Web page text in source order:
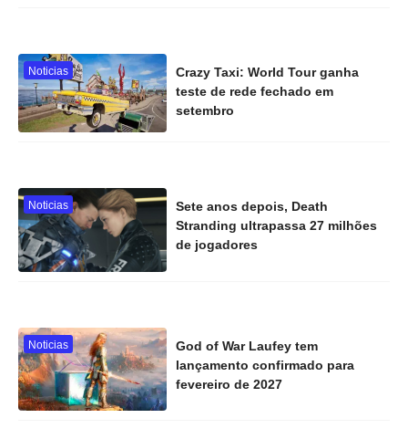
Noticias
Crazy Taxi: World Tour ganha
teste de rede fechado em
setembro
Noticias
Sete anos depois, Death
Stranding ultrapassa 27 milhões
de jogadores
Noticias
God of War Laufey tem
lançamento confirmado para
fevereiro de 2027